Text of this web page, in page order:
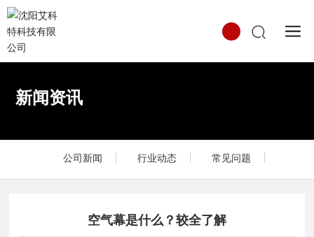
新闻资讯
公司新闻 行业动态 常见问题
空气幕是什么？较全了解